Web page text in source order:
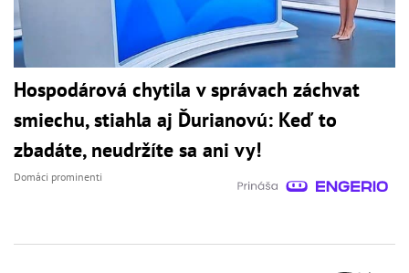
Hospodárová chytila v správach záchvat
smiechu, stiahla aj Ďurianovú: Keď to
zbadáte, neudržíte sa ani vy!
Domáci prominenti